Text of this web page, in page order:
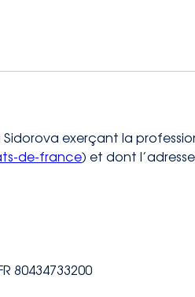
exerçant la
de-france) et dont
80434733200